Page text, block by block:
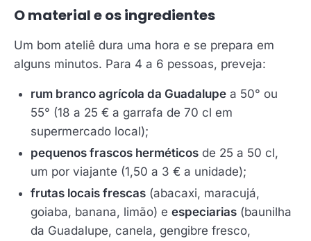
O material e os ingredientes
Um bom ateliê dura uma hora e se prepara em
alguns minutos. Para 4 a 6 pessoas, preveja:
rum branco agrícola da Guadalupe a 50° ou
55° (18 a 25 € a garrafa de 70 cl em
supermercado local);
pequenos frascos herméticos de 25 a 50 cl,
um por viajante (1,50 a 3 € a unidade);
frutas locais frescas (abacaxi, maracujá,
goiaba, banana, limão) e especiarias (baunilha
da Guadalupe, canela, gengibre fresco,